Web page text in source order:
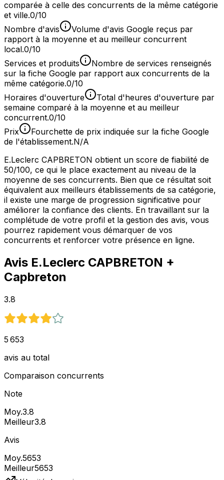
comparée à celle des concurrents de la même catégorie
et ville.0/10
Nombre d'avis
Volume d'avis Google reçus par
rapport à la moyenne et au meilleur concurrent
local.0/10
Services et produits
Nombre de services renseignés
sur la fiche Google par rapport aux concurrents de la
même catégorie.0/10
Horaires d'ouverture
Total d'heures d'ouverture par
semaine comparé à la moyenne et au meilleur
concurrent.0/10
Prix
Fourchette de prix indiquée sur la fiche Google
de l'établissement.N/A
E.Leclerc CAPBRETON obtient un score de fiabilité de
50/100, ce qui le place exactement au niveau de la
moyenne de ses concurrents. Bien que ce résultat soit
équivalent aux meilleurs établissements de sa catégorie,
il existe une marge de progression significative pour
améliorer la confiance des clients. En travaillant sur la
complétude de votre profil et la gestion des avis, vous
pourrez rapidement vous démarquer de vos
concurrents et renforcer votre présence en ligne.
Avis E.Leclerc CAPBRETON +
Capbreton
3.8
5 653
avis au total
Comparaison concurrents
Note
Moy.3.8
Meilleur3.8
Avis
Moy.5653
Meilleur5653